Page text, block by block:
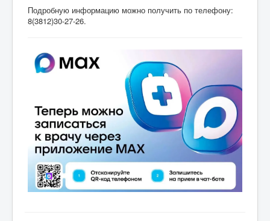
Подробную информацию можно получить по телефону:
8(3812)30-27-26.